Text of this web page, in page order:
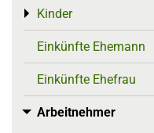
Kinder
Toggle menu
Einkünfte Ehemann
Einkünfte Ehefrau
Arbeitnehmer
Toggle menu